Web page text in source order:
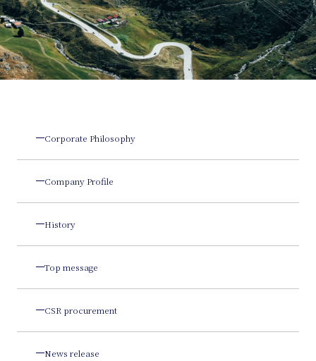
Corporate Philosophy
Company Profile
History
Top message
CSR procurement
News release